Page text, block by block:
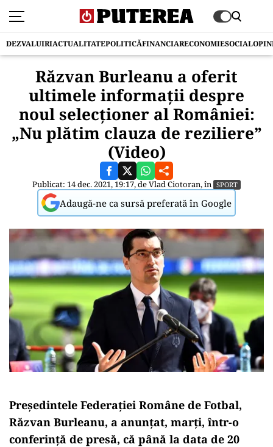
DEZVALUIRIACTUALITATEPOLITICĂFINANCIARECONOMIESOCIAL
Răzvan Burleanu a oferit
ultimele informații despre
noul selecționer al României:
„Nu plătim clauza de reziliere”
(Video)
Publicat: 14 dec. 2021, 19:17, deVlad Ciotoran, în SPORT
Adaugă-ne ca sursă preferată în Google
Preşedintele Federaţiei Române de Fotbal,
Răzvan Burleanu, a anunţat, marţi, într-o
conferinţă de presă, că până la data de 20